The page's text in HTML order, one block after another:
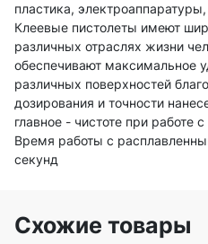
пластика,
Клеевые пистолеты имеют
различных отраслях жизни
обеспечивают максимальное
различных поверхностей
дозирования и точности
главное - чистоте при работе
Время работы с
секунд
Схожие товары